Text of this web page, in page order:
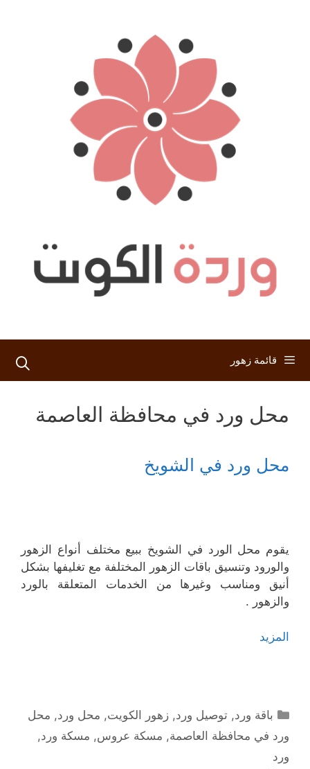
قائمة زهور
محل ورد في محافظة العاصمة
محل ورد في الشويخ
يقوم محل الورد في الشويخ ببيع مختلف أنواع الزهور
والورود وتنسيق باقات الزهور المختلفة مع تغليفها بشكل
أنيق ومناسب وغيرها من الخدمات المتعلقة بالورد
والزهور .
المزيد
التصنيفات
باقة ورد,توصيل ورد,زهور الكويت, محل ورد, محل
ورد في محافظة العاصمة, مسكة عروس, مسكة ورد,
ورد